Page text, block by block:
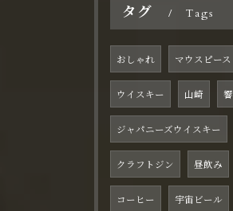
タグ Tags
おしゃれ マウスピース
ウイスキー 山崎 響
ジャパニーズウイスキー
クラフトジン 昼飲み
コーヒー 宇宙ビール